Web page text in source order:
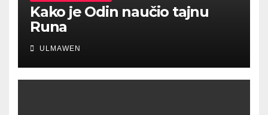
Kako je Odin naučio tajnu
Runa
ULMAWEN